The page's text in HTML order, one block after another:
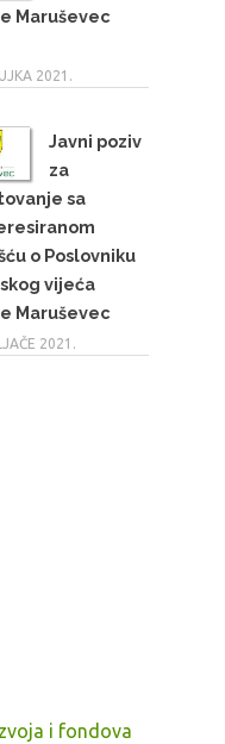
Maruševec
2021.
Javni poziv
za
sa
o Poslovniku
vijeća
Maruševec
2021.
i fondova